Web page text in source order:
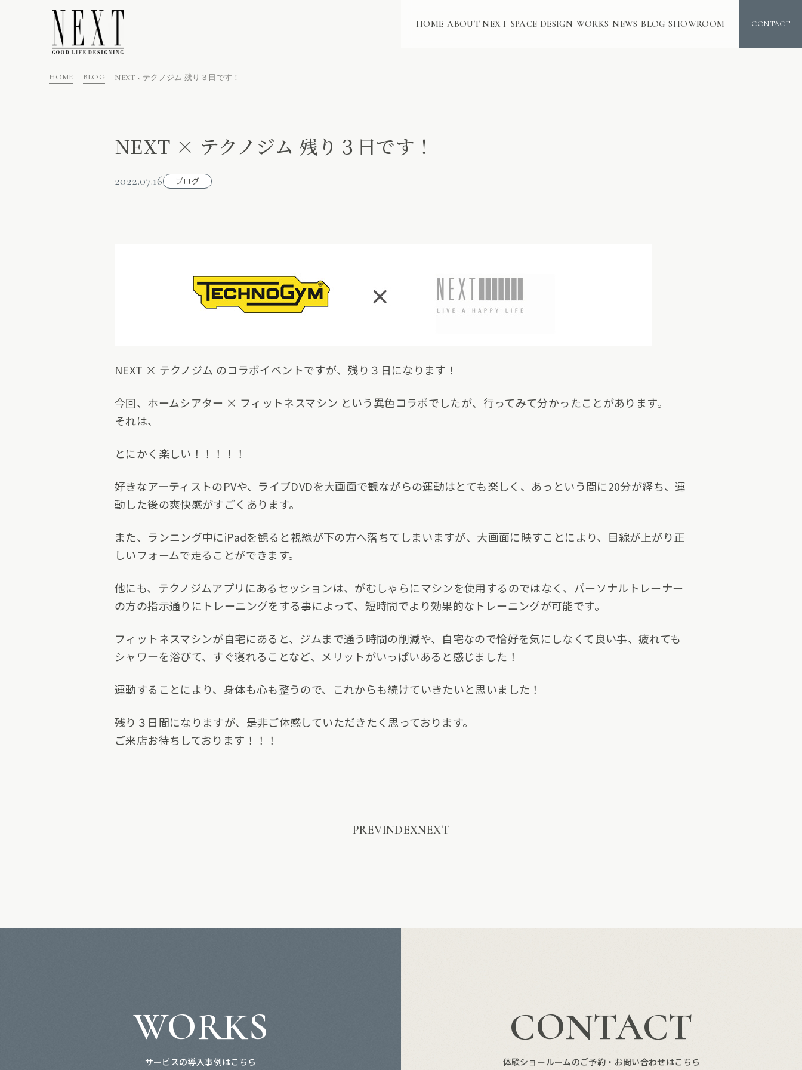
HOME ABOUT NEXT SPACE DESIGN WORKS NEWS BLOG SHOWROOM CONTACT
HOME BLOG NEXT × テクノジム 残り３日です！
NEXT × テクノジム 残り３日です！
2022.07.16 ブログ
NEXT × テクノジム のコラボイベントですが、残り３日になります！
今回、ホームシアター × フィットネスマシン という異色コラボでしたが、行ってみて分かったことがあります。
それは、
とにかく楽しい！！！！！
好きなアーティストのPVや、ライブDVDを大画面で観ながらの運動はとても楽しく、あっという間に20分が経ち、運
動した後の爽快感がすごくあります。
また、ランニング中にiPadを観ると視線が下の方へ落ちてしまいますが、大画面に映すことにより、目線が上がり正
しいフォームで走ることができます。
他にも、テクノジムアプリにあるセッションは、がむしゃらにマシンを使用するのではなく、パーソナルトレーナー
の方の指示通りにトレーニングをする事によって、短時間でより効果的なトレーニングが可能です。
フィットネスマシンが自宅にあると、ジムまで通う時間の削減や、自宅なので恰好を気にしなくて良い事、疲れても
シャワーを浴びて、すぐ寝れることなど、メリットがいっぱいあると感じました！
運動することにより、身体も心も整うので、これからも続けていきたいと思いました！
残り３日間になりますが、是非ご体感していただきたく思っております。
ご来店お待ちしております！！！
PREVINDEXNEXT
WORKS
サービスの導入事例はこちら
CONTACT
体験ショールームのご予約・お問い合わせはこちら